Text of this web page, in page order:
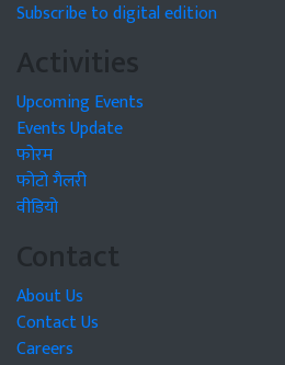
Subscribe to digital edition
Activities
Upcoming Events
Events Update
फोरम
फोटो गैलरी
वीडियो
Contact
About Us
Contact Us
Careers